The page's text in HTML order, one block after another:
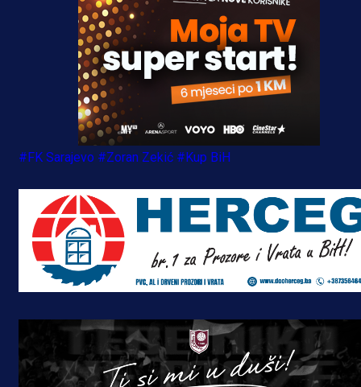
#FK Sarajevo #Zoran Zekić #Kup BiH